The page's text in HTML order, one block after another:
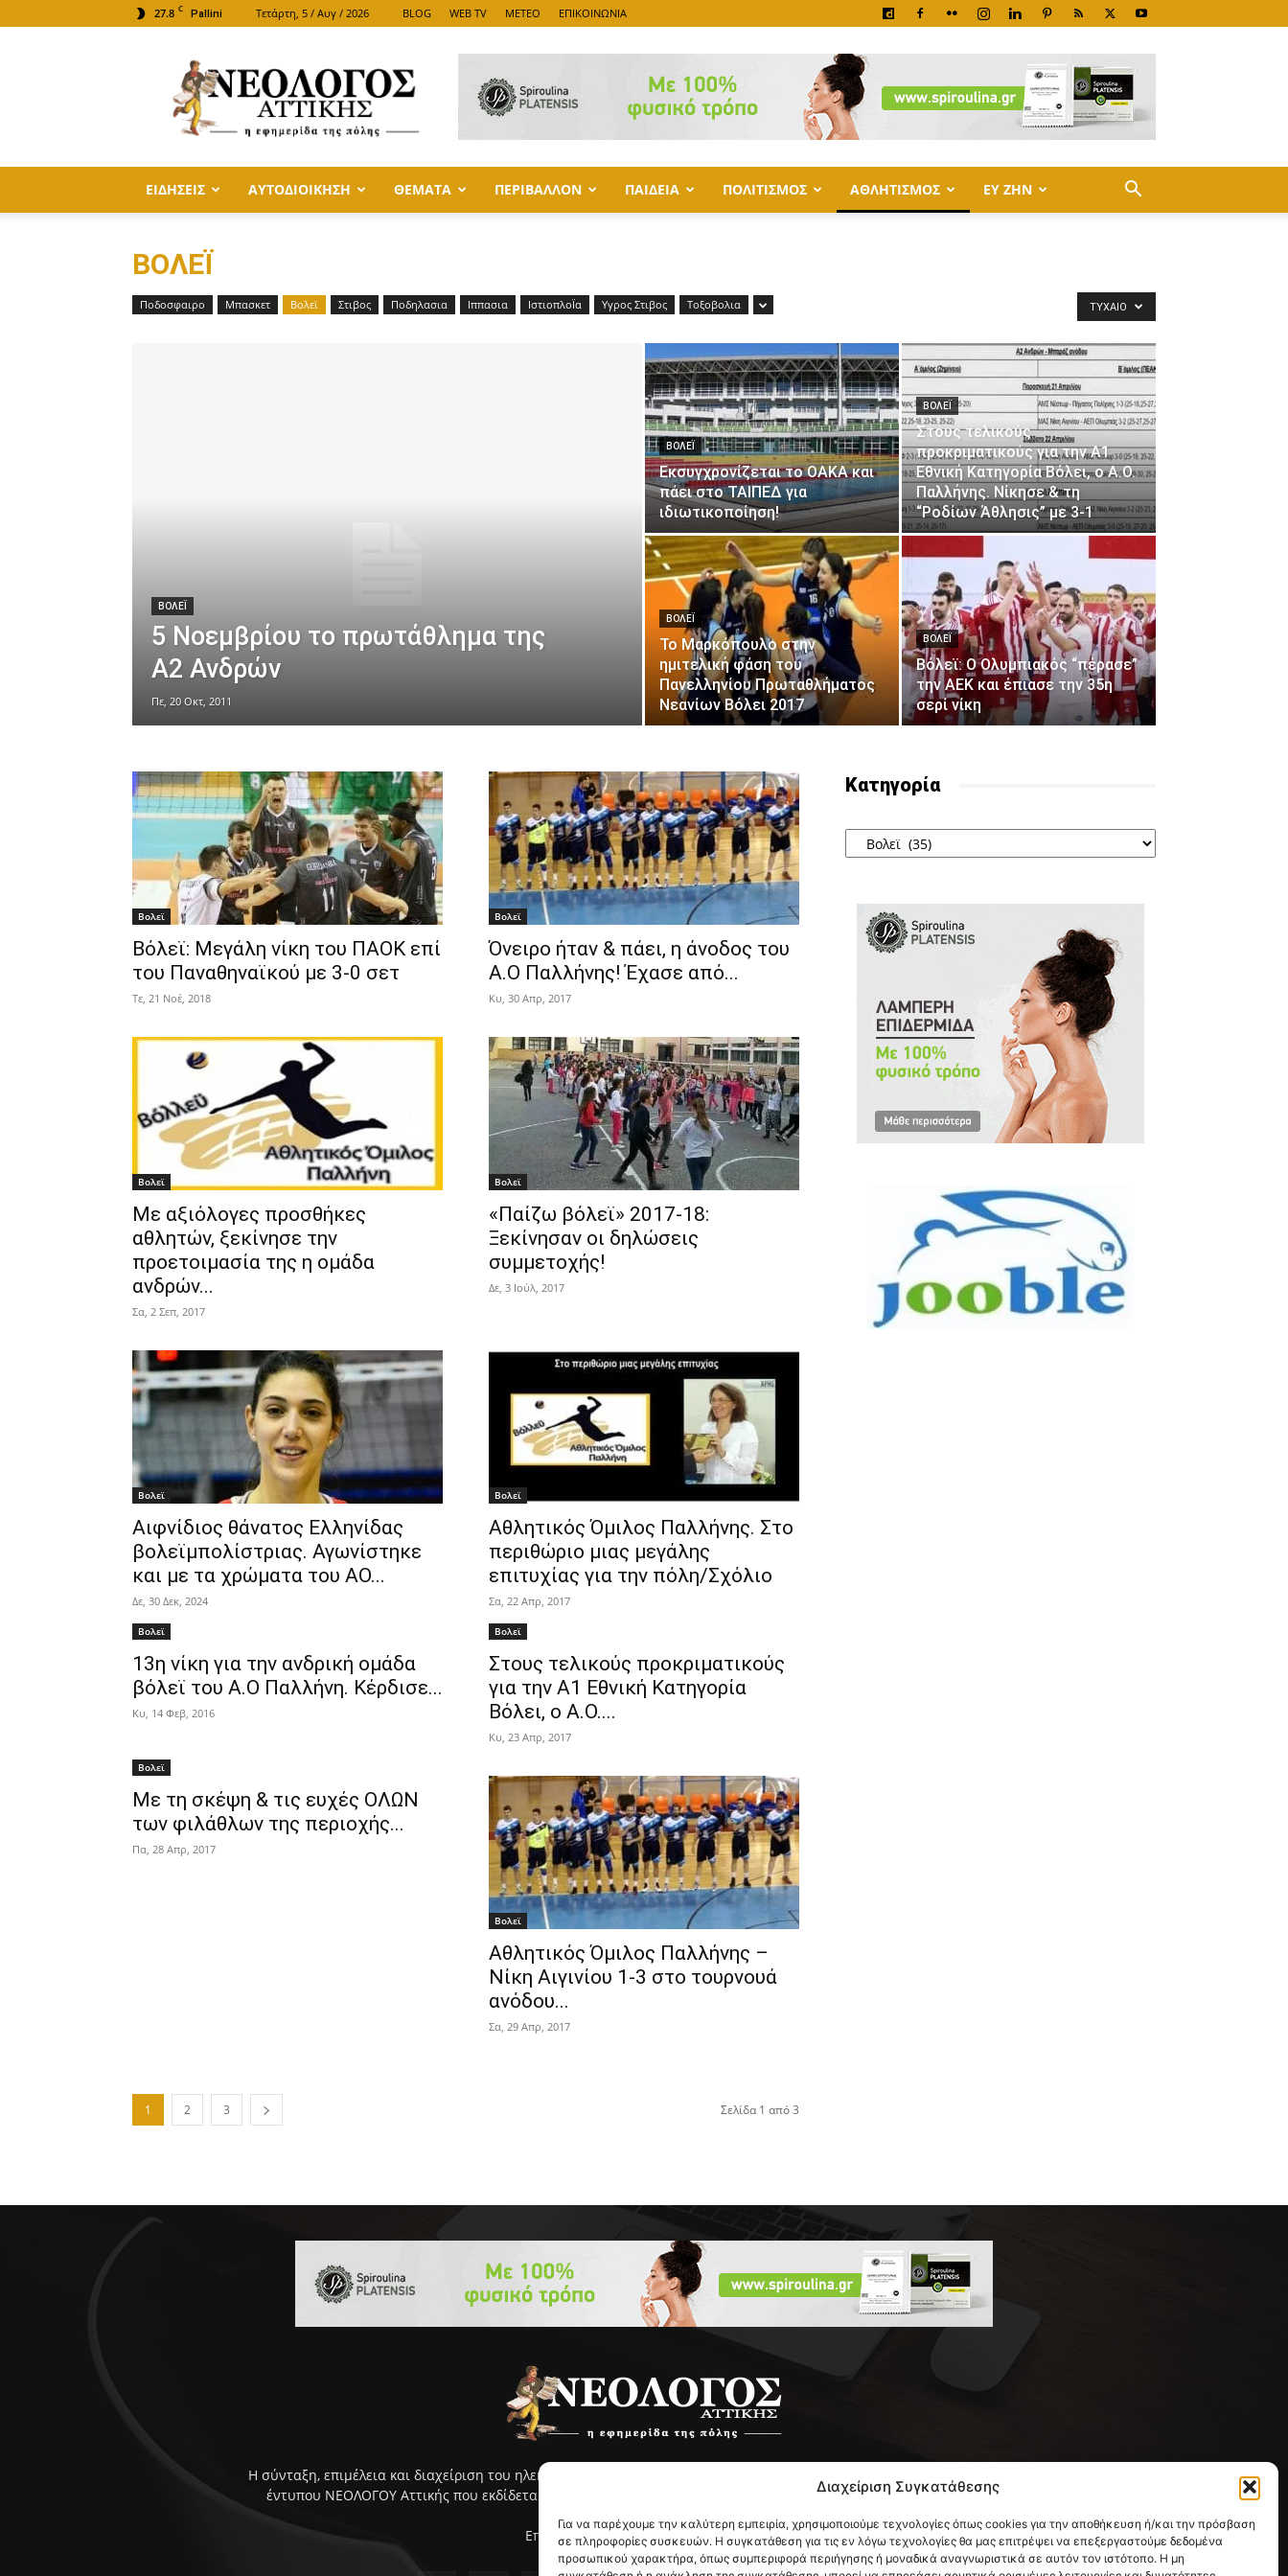
Διαχείριση Συγκατάθεσης
Για να παρέχουμε την καλύτερη εμπειρία, χρησιμοποιούμε τεχνολογίες όπως cookies για την αποθήκευση ή/και την πρόσβαση
σε πληροφορίες συσκευών. Η συγκατάθεση για τις εν λόγω τεχνολογίες θα μας επιτρέψει να επεξεργαστούμε δεδομένα
προσωπικού χαρακτήρα, όπως συμπεριφορά περιήγησης ή μοναδικά αναγνωριστικά σε αυτόν τον ιστότοπο. Η μη
27.8 C Pallini Τετάρτη, 5 / Αυγ / 2026 BLOG WEB TV METEO ΕΠΙΚΟΙΝΩΝΙΑ
ΑΤΤΙΚΗΣ
ΕΙΔΗΣΕΙΣ ΑΥΤΟΔΙΟΙΚΗΣΗ ΘΕΜΑΤΑ ΠΕΡΙΒΑΛΛΟΝ ΠΑΙΔΕΙΑ ΠΟΛΙΤΙΣΜΟΣ ΑΘΛΗΤΙΣΜΟΣ ΕΥ ΖΗΝ
ΒΟΛΕΪ
Ποδοσφαιρο Μπασκετ Βολεϊ Στιβος Ποδηλασια Ιππασια ΙστιοπλοΪα Υγρος Στιβος Τοξοβολια ΤΥΧΑΊΟ
ΒΟΛΕΪ
5 Νοεμβρίου το πρωτάθλημα της
Α2 Ανδρών
Πε, 20 Οκτ, 2011
ΒΟΛΕΪ
Εκσυγχρονίζεται το ΟΑΚΑ και
πάει στο ΤΑΙΠΕΔ για
ιδιωτικοποίηση!
ΒΟΛΕΪ
Στους τελικούς
προκριματικούς για την Α1
Εθνική Κατηγορία Βόλει, ο Α.Ο.
Παλλήνης. Νίκησε & τη
“Ροδίων Άθλησις” με 3-1
ΒΟΛΕΪ
Το Μαρκόπουλο στην
ημιτελική φάση του
Πανελληνίου Πρωταθλήματος
Νεανίων Βόλει 2017
ΒΟΛΕΪ
Βόλεϊ: Ο Ολυμπιακός “πέρασε”
την ΑΕΚ και έπιασε την 35η
σερί νίκη
Βολεϊ
Βόλεϊ: Μεγάλη νίκη του ΠΑΟΚ επί
του Παναθηναϊκού με 3-0 σετ
Τε, 21 Νοέ, 2018
Βολεϊ
Όνειρο ήταν & πάει, η άνοδος του
Α.Ο Παλλήνης! Έχασε από...
Κυ, 30 Απρ, 2017
Βολεϊ
Με αξιόλογες προσθήκες
αθλητών, ξεκίνησε την
προετοιμασία της η ομάδα
ανδρών...
Σα, 2 Σεπ, 2017
Βολεϊ
«Παίζω βόλεϊ» 2017-18:
Ξεκίνησαν οι δηλώσεις
συμμετοχής!
Δε, 3 Ιούλ, 2017
Βολεϊ
Αιφνίδιος θάνατος Ελληνίδας
βολεϊμπολίστριας. Αγωνίστηκε
και με τα χρώματα του ΑΟ...
Δε, 30 Δεκ, 2024
Βολεϊ
Αθλητικός Όμιλος Παλλήνης. Στο
περιθώριο μιας μεγάλης
επιτυχίας για την πόλη/Σχόλιο
Σα, 22 Απρ, 2017
Βολεϊ
13η νίκη για την ανδρική ομάδα
βόλεϊ του Α.Ο Παλλήνη. Κέρδισε...
Κυ, 14 Φεβ, 2016
Βολεϊ
Στους τελικούς προκριματικούς
για την Α1 Εθνική Κατηγορία
Βόλει, ο Α.Ο....
Κυ, 23 Απρ, 2017
Βολεϊ
Με τη σκέψη & τις ευχές ΟΛΩΝ
των φιλάθλων της περιοχής...
Πα, 28 Απρ, 2017
Βολεϊ
Αθλητικός Όμιλος Παλλήνης –
Νίκη Αιγινίου 1-3 στο τουρνουά
ανόδου...
Σα, 29 Απρ, 2017
1 2 3 Σελίδα 1 από 3
Κατηγορία
Κατηγορία
Η σύνταξη, επιμέλεια και διαχείριση του ηλεκτρονικού ΝΕΟΛΟΓΟΥ Αττικής γίνεται με ευθύνη της συντακτικής ομάδας του
έντυπου ΝΕΟΛΟΓΟΥ Αττικής που εκδίδεται από το 2005 και κυκλοφορεί στην ανατολική Αττική με έδρα την Παλλήνη.
Επικοινωνία:info@neologosattikis.gr